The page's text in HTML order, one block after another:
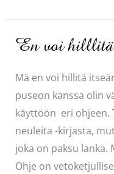
En voi hilllitä
Mä en voi hillitä
puseon kanssa olin
käyttöön eri ohjeen.
neuleita -kirjasta,
joka on paksu lanka.
Ohje on